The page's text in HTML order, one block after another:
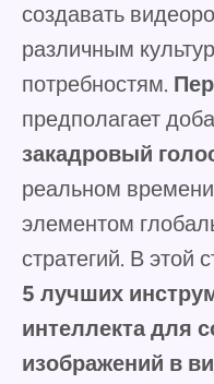
создавать
различным
потребностям.
предполагает
закадровый
реальном
элементом
стратегий. В этой
5 лучших
интеллекта для
изображений в